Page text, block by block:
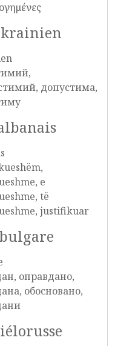
допустима,
e
të
justifikuar
оправдано,
обосновано,